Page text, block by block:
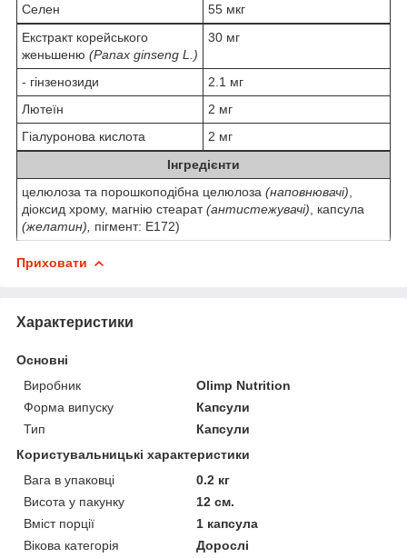
Селен
55 мкг
Екстракт корейського
женьшеню (Panax ginseng L.)
30 мг
- гінзенозиди
2.1 мг
Лютеїн
2 мг
Гіалуронова кислота
2 мг
Інгредієнти
целюлоза та порошкоподібна целюлоза (наповнювачі)
діоксид хрому, магнію стеарат(антистежувачі) , капсула
(желатин), пігмент: E172)
Приховати
Характеристики
Основні
Виробник
Olimp Nutrition
Форма випуску
Капсули
Тип
Капсули
Користувальницькі характеристики
Вага в упаковці
0.2 кг
Висота у пакунку
12 см.
Вміст порції
1 капсула
Вікова категорія
Дорослі